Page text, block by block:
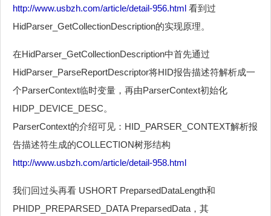
http://www.usbzh.com/article/detail-956.html 看到过
HidParser_GetCollectionDescription的实现原理。
在HidParser_GetCollectionDescription中首先通过
HidParser_ParseReportDescriptor将HID报告描述符解析成一
个ParserContext临时变量，再由ParserContext初始化
HIDP_DEVICE_DESC。
ParserContext的介绍可见：HID_PARSER_CONTEXT解析报
告描述符生成的COLLECTION树形结构
http://www.usbzh.com/article/detail-958.html
我们回过头再看 USHORT PreparsedDataLength和
PHIDP_PREPARSED_DATA PreparsedData，其